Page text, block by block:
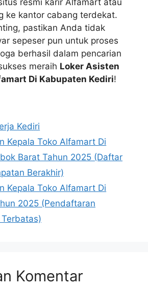
resmi karir Alfamart atau
ke kantor cabang terdekat.
pastikan Anda tidak
sepeser pun untuk proses
berhasil dalam pencarian
meraih Loker Asisten
Di Kabupaten Kediri!
Kediri
Kepala Toko Alfamart Di
Barat Tahun 2025 (Daftar
Berakhir)
Kepala Toko Alfamart Di
2025 (Pendaftaran
Komentar